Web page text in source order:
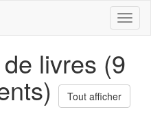
livres (9
Tout afficher